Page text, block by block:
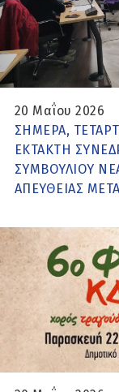
20 Μαΐου 2026
ΣΗΜΕΡΑ,
ΕΚΤΑΚΤΗ
ΣΥΜΒΟΥΛΙΟΥ
ΑΠΕΥΘΕΙΑΣ